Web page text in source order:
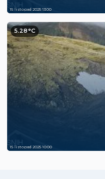
15 listopad 2025 13:00
5.28°C
15 listopad 2025 10:00